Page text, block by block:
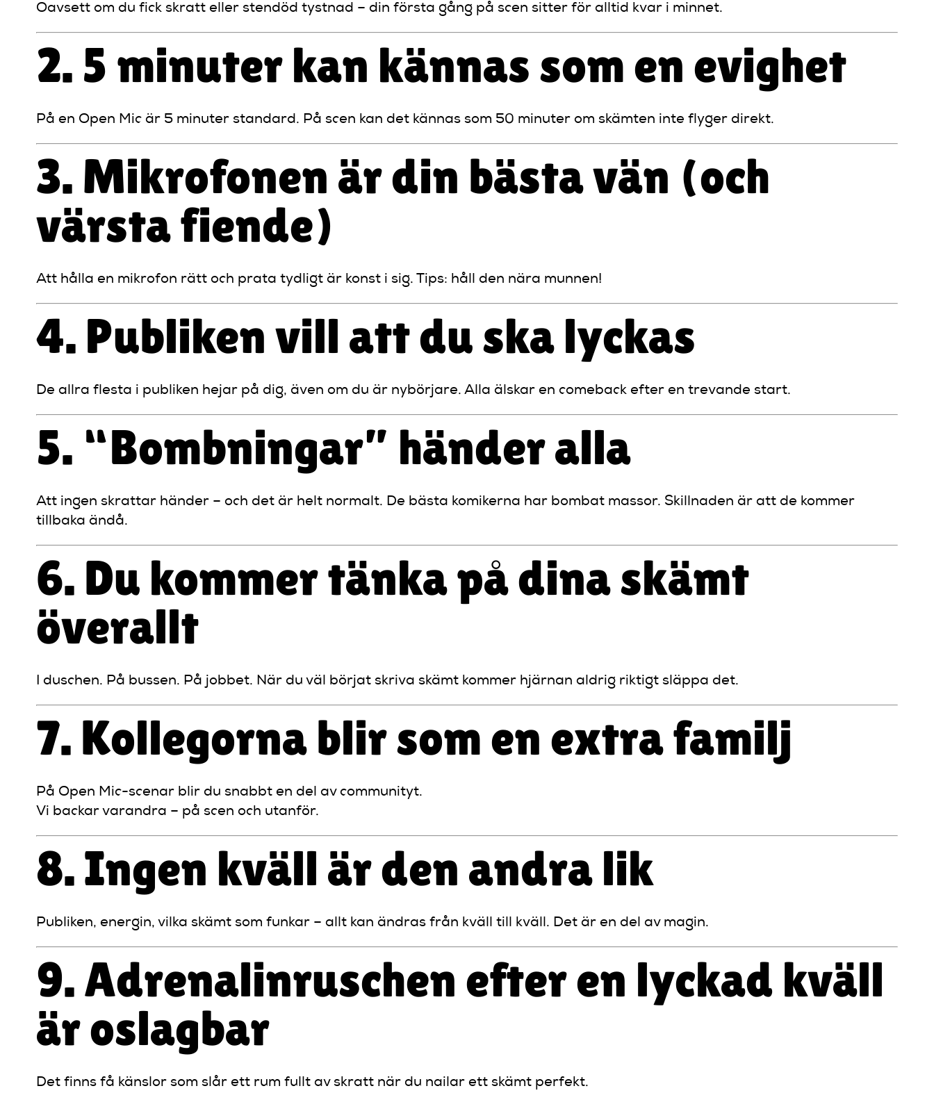
Oavsett om du fick skratt eller stendöd tystnad – din första gång på scen sitter för alltid kvar i minnet.
2. 5 minuter kan kännas som en evighet
På en Open Mic är 5 minuter standard. På scen kan det kännas som 50 minuter om skämten inte flyger direkt.
3. Mikrofonen är din bästa vän (och
värsta fiende)
Att hålla en mikrofon rätt och prata tydligt är konst i sig. Tips: håll den nära munnen!
4. Publiken vill att du ska lyckas
De allra flesta i publiken hejar på dig, även om du är nybörjare. Alla älskar en comeback efter en trevande start.
5. “Bombningar” händer alla
Att ingen skrattar händer – och det är helt normalt. De bästa komikerna har bombat massor. Skillnaden är att de kommer
tillbaka ändå.
6. Du kommer tänka på dina skämt
överallt
I duschen. På bussen. På jobbet. När du väl börjat skriva skämt kommer hjärnan aldrig riktigt släppa det.
7. Kollegorna blir som en extra familj
På Open Mic-scenar blir du snabbt en del av communityt.
Vi backar varandra – på scen och utanför.
8. Ingen kväll är den andra lik
Publiken, energin, vilka skämt som funkar – allt kan ändras från kväll till kväll. Det är en del av magin.
9. Adrenalinruschen efter en lyckad kväll
är oslagbar
Det finns få känslor som slår ett rum fullt av skratt när du nailar ett skämt perfekt.